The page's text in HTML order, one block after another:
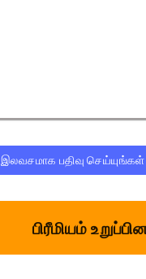
இலவசமாக பதிவு செய்யுங்கள்
பிரீமியம்